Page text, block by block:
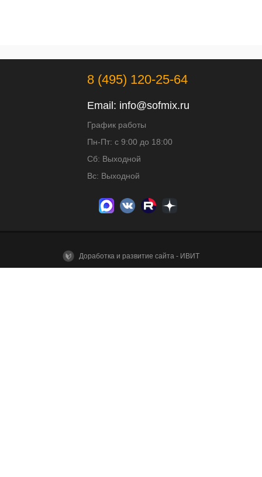
8 (495) 120-25-64
Email: info@sofmix.ru
График работы
Пн-Пт: с 9:00 до 18:00
Сб: Выходной
Вс: Выходной
Доработка и развитие сайта - ИВИТ